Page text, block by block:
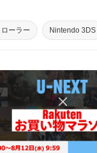
ーラー Nintendo 3DS